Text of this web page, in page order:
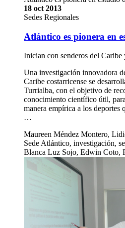
18 oct 2013
Sedes Regionales
Atlántico es pionera en
Inician con senderos del Caribe
Una investigación innovadora
Caribe costarricense se
Turrialba, con el objetivo de
conocimiento científico útil,
manera empírica a los deportes
…
Maureen Méndez Montero,
Sede Atlántico, investigación,
Blanca Luz Sojo, Edwin Coto,